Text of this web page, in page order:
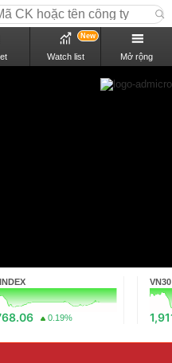
Watch list
New
Mở rộng
0.19%
VN30